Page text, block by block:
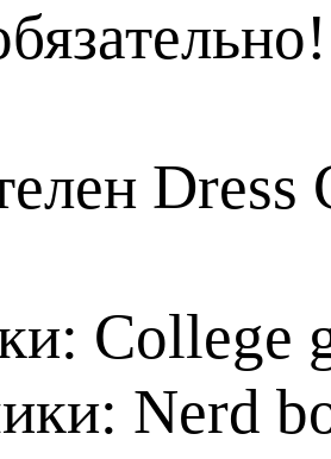
Dress
College
Nerd